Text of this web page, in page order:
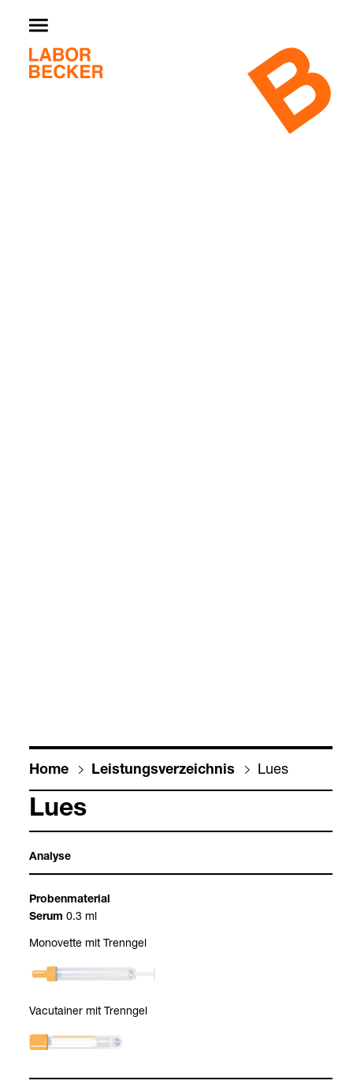
Home Leis­tungs­ver­zeich­nis Lues
Lues
Ana­lyse
Pro­ben­ma­te­rial
Serum 0.3 ml
Mono­vette mit Trenn­gel
Vacu­tai­ner mit Trenn­gel